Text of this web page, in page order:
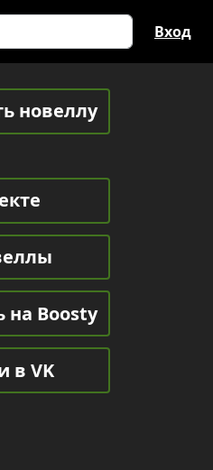
Вход
новеллу
на Boosty
в VK